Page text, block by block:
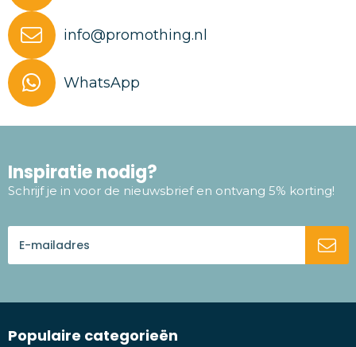
info@promothing.nl
WhatsApp
Inspiratie nodig?
Schrijf je in voor de nieuwsbrief en ontvang 5% korting!
Populaire categorieën